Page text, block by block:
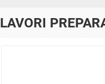
LAVORI